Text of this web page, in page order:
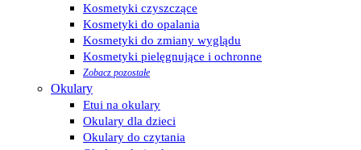
Kosmetyki czyszczące
Kosmetyki do opalania
Kosmetyki do zmiany wyglądu
Kosmetyki pielęgnujące i ochronne
Zobacz pozostałe
Okulary
Etui na okulary
Okulary dla dzieci
Okulary do czytania